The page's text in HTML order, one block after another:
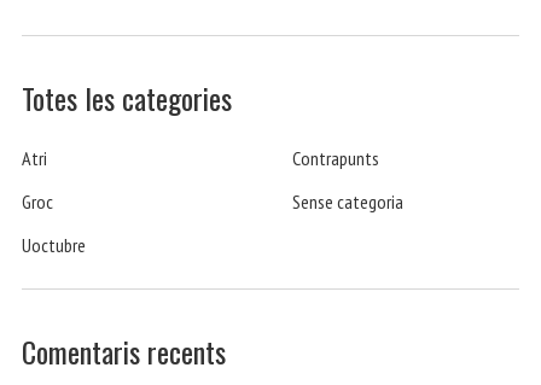
Totes les categories
Atri
Contrapunts
Groc
Sense categoria
Uoctubre
Comentaris recents